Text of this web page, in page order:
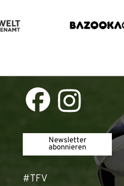
Newsletter
abonnieren
#TFV